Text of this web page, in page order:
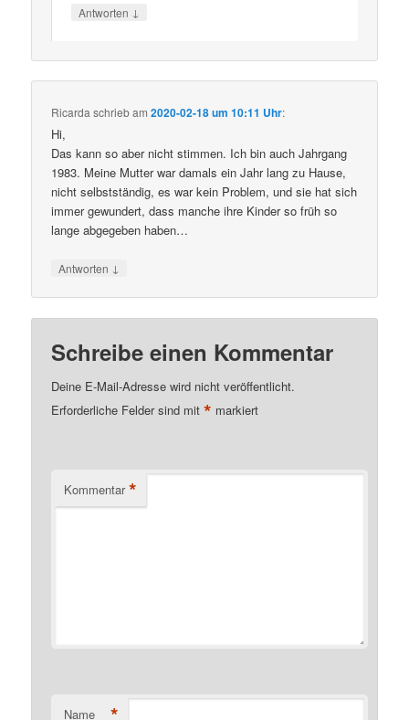
Antworten ↓
Ricarda schriebam2020-02-18 um 10:11 Uhr:
Hi,
Das kann so aber nicht stimmen. Ich bin auch Jahrgang
1983. Meine Mutter war damals ein Jahr lang zu Hause,
nicht selbstständig, es war kein Problem, und sie hat sich
immer gewundert, dass manche ihre Kinder so früh so
lange abgegeben haben…
Antworten ↓
Schreibe einen Kommentar
Deine E-Mail-Adresse wird nicht veröffentlicht.
Erforderliche Felder sind mit* markiert
Kommentar *
Name